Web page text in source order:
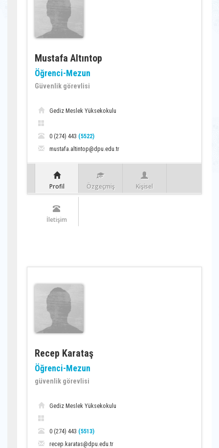
Mustafa Altıntop
Öğrenci-Mezun
Güvenlik görevlisi
Gediz Meslek Yüksekokulu
0 (274) 443 (5522)
mustafa.altintop@dpu.edu.tr
Profil Özgeçmiş Kişisel
İletişim
Recep Karataş
Öğrenci-Mezun
güvenlik görevlisi
Gediz Meslek Yüksekokulu
0 (274) 443 (5513)
recep.karatas@dpu.edu.tr